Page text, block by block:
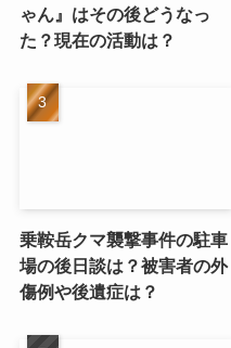
ゃん』はその後どうなっ
た？現在の活動は？
乗鞍岳クマ襲撃事件の駐車
場の後日談は？被害者の外
傷例や後遺症は？